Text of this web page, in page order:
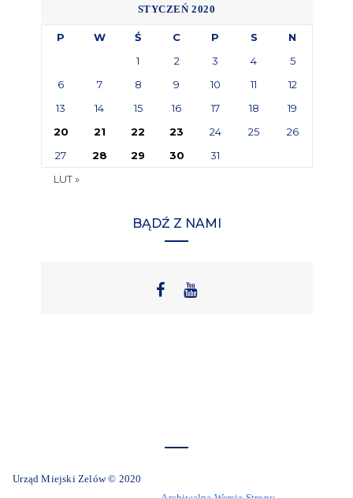
STYCZEŃ 2020
P W Ś C P S
N
1
2 3 4
5
6
7 8 9 10 11
12
13
14 15 16 17 18
19
20
21 22 23 24 25
26
27
28 29 30
31
LUT »
BĄDŹ Z NAMI
Urząd Miejski Zelów © 2020